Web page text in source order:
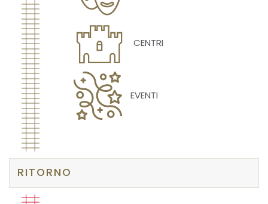
CENTRI
EVENTI
RITORNO